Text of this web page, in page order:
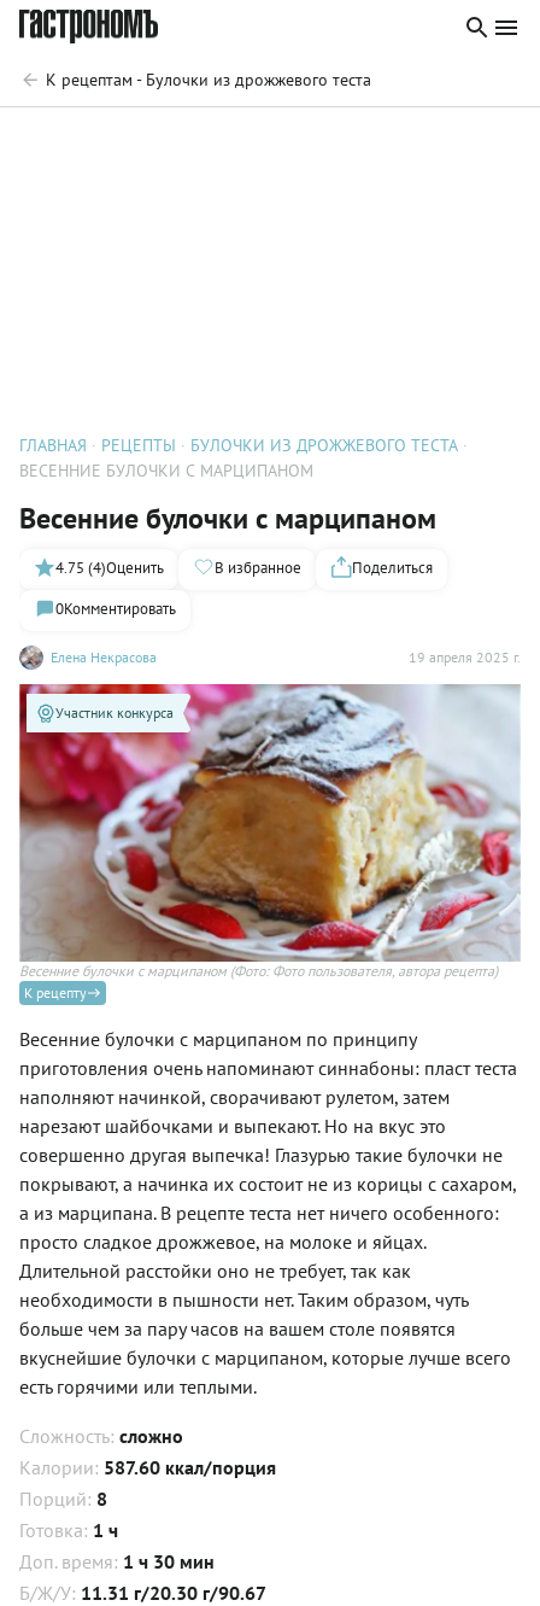
К рецептам - Булочки из дрожжевого теста
ГЛАВНАЯ РЕЦЕПТЫ
БУЛОЧКИ ИЗ ДРОЖЖЕВОГО ТЕСТА
ВЕСЕННИЕ БУЛОЧКИ С МАРЦИПАНОМ
Весенние булочки с марципаном
Елена Некрасова 19 апреля 2025 г.
4.75 (4)Оценить В избранное
Поделиться
0Комментировать
Участник конкурса
Весенние булочки с марципаном (Фото: Фото пользователя, автора рецепта)
К рецепту
Весенние булочки с марципаном по принципу
приготовления очень напоминают синнабоны: пласт теста
наполняют начинкой, сворачивают рулетом, затем
нарезают шайбочками и выпекают. Но на вкус это
совершенно другая выпечка! Глазурью такие булочки не
покрывают, а начинка их состоит не из корицы с сахаром,
а из марципана. В рецепте теста нет ничего особенного:
просто сладкое дрожжевое, на молоке и яйцах.
Длительной расстойки оно не требует, так как
необходимости в пышности нет. Таким образом, чуть
больше чем за пару часов на вашем столе появятся
вкуснейшие булочки с марципаном, которые лучше всего
есть горячими или теплыми.
Сложность: сложно
Калории: 587.60 ккал/порция
Порций: 8
Готовка: 1 ч
Доп. время: 1 ч 30 мин
Б/Ж/У: 11.31 г/20.30 г/90.67